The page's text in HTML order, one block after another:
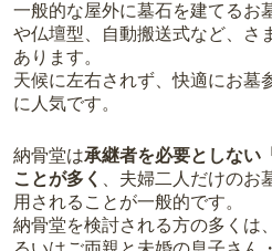
一般的な屋外に墓石を建てるお
や仏壇型、自動搬送式など、さ
あります。
天候に左右されず、快適にお墓
に人気です。
納骨堂は承継者を必要としない
ことが多く
、夫婦二人だけのお
用されることが一般的です。
納骨堂を検討される方の多くは